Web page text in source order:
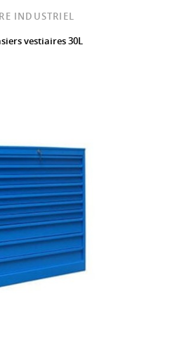
INDUSTRIEL
vestiaires 30L